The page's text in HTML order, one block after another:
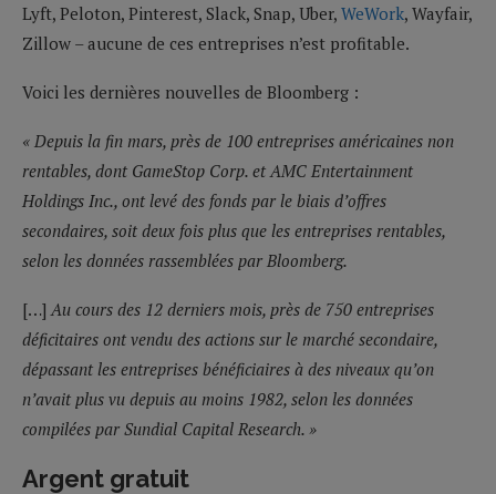
Lyft, Peloton, Pinterest, Slack, Snap, Uber, WeWork, Wayfair,
Zillow – aucune de ces entreprises n’est profitable.
Voici les dernières nouvelles de Bloomberg :
« Depuis la fin mars, près de 100 entreprises américaines non
rentables, dont GameStop Corp. et AMC Entertainment
Holdings Inc., ont levé des fonds par le biais d’offres
secondaires, soit deux fois plus que les entreprises rentables,
selon les données rassemblées par Bloomberg.
[…] Au cours des 12 derniers mois, près de 750 entreprises
déficitaires ont vendu des actions sur le marché secondaire,
dépassant les entreprises bénéficiaires à des niveaux qu’on
n’avait plus vu depuis au moins 1982, selon les données
compilées par Sundial Capital Research. »
Argent gratuit